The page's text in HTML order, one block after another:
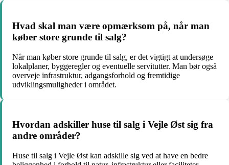
Hvad skal man være opmærksom på, når man
køber store grunde til salg?
Når man køber store grunde til salg, er det vigtigt at undersøge
lokalplaner, byggeregler og eventuelle servitutter. Man bør også
overveje infrastruktur, adgangsforhold og fremtidige
udviklingsmuligheder i området.
Hvordan adskiller huse til salg i Vejle Øst sig fra
andre områder?
Huse til salg i Vejle Øst kan adskille sig ved at have en bedre